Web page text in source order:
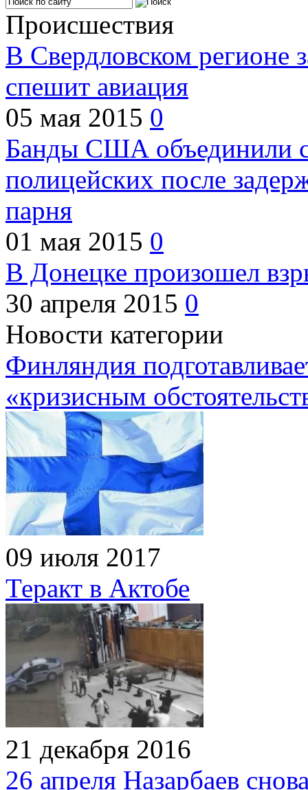
Происшествия
В Свердловском регионе
спешит авиация
05 мая 2015 0
Банды США объединили
полицейских после
парня
01 мая 2015 0
В Донецке произошел
30 апреля 2015 0
Новости категории
Финляндия
«кризисным
09 июля 2017
Теракт в Актобе
21 декабря 2016
26 апреля Назарбаев